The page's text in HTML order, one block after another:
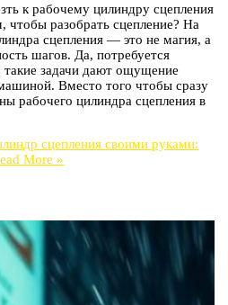
к рабочему цилиндру сцепления
чтобы разобрать сцепление? На
сцепления — это не магия, а
шагов. Да, потребуется
такие задачи дают ощущение
Вместо того чтобы сразу
рабочего цилиндра сцепления в
сцепления своими руками:
More »